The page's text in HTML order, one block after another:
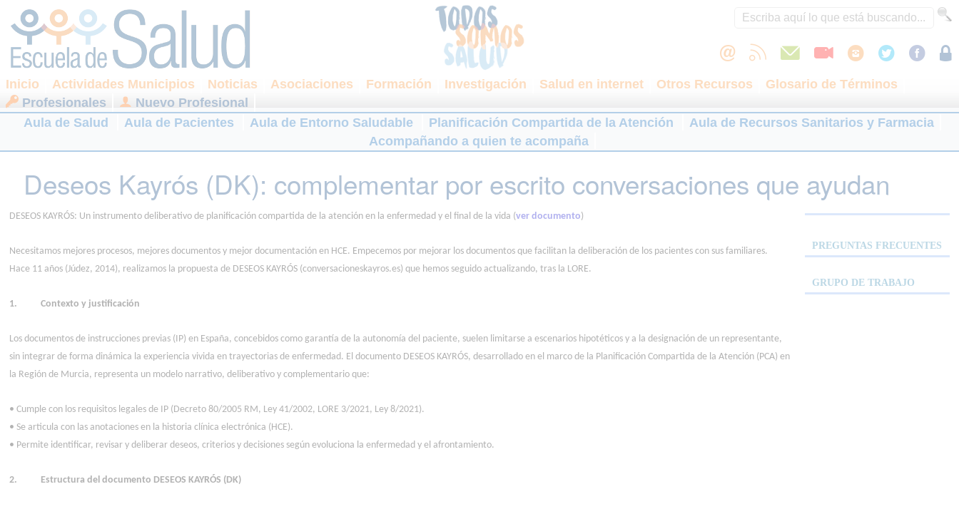
Inicio Actividades Municipios Noticias Asociaciones Formación Investigación Salud en internet Otros Recursos
Glosario de Términos
Profesionales
Nuevo Profesional
Aula de Salud
Aula de Pacientes Aula de Entorno Saludable Planificación Compartida de la Atención
Aula de Recursos Sanitarios y Farmacia
Acompañando a quien te acompaña
Deseos Kayrós (DK): complementar por escrito conversaciones que ayudan
DESEOS KAYRÓS: Un instrumento deliberativo de planificación compartida de la atención en la enfermedad y el final de la vida (ver documento)
Necesitamos mejores procesos, mejores documentos y mejor documentación en HCE. Empecemos por mejorar los documentos que facilitan la deliberación de los pacientes con sus familiares.
Hace 11 años (Júdez, 2014), realizamos la propuesta de DESEOS KAYRÓS (conversacioneskayros.es) que hemos seguido actualizando, tras la LORE.
1. Contexto y justificación
Los documentos de instrucciones previas (IP) en España, concebidos como garantía de la autonomía del paciente, suelen limitarse a escenarios hipotéticos y a la designación de un representante,
sin integrar de forma dinámica la experiencia vivida en trayectorias de enfermedad. El documento DESEOS KAYRÓS, desarrollado en el marco de la Planificación Compartida de la Atención (PCA) en
la Región de Murcia, representa un modelo narrativo, deliberativo y complementario que:
• Cumple con los requisitos legales de IP (Decreto 80/2005 RM, Ley 41/2002, LORE 3/2021, Ley 8/2021).
• Se articula con las anotaciones en la historia clínica electrónica (HCE).
• Permite identificar, revisar y deliberar deseos, criterios y decisiones según evoluciona la enfermedad y el afrontamiento.
2. Estructura del documento DESEOS KAYRÓS (DK)
PREGUNTAS FRECUENTES
GRUPO DE TRABAJO